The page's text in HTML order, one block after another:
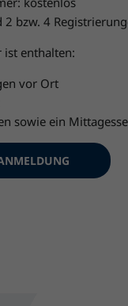
bzw. 4
enthalten:
vor Ort
sowie ein